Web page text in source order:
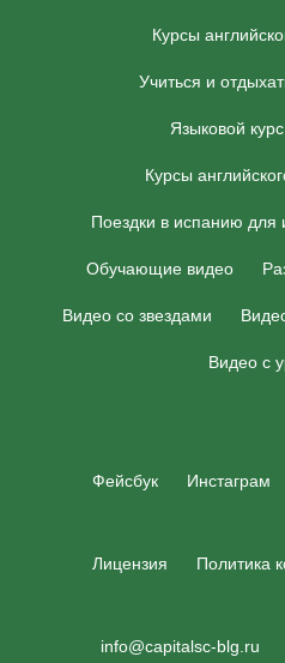
Курсы
Учиться и
Языковой
Курсы
Поездки в испанию для
Обучающие видео
Видео со звездами
Видео с
Фейсбук Инстаграм
Лицензия Политика
info@capitalsc-blg.ru